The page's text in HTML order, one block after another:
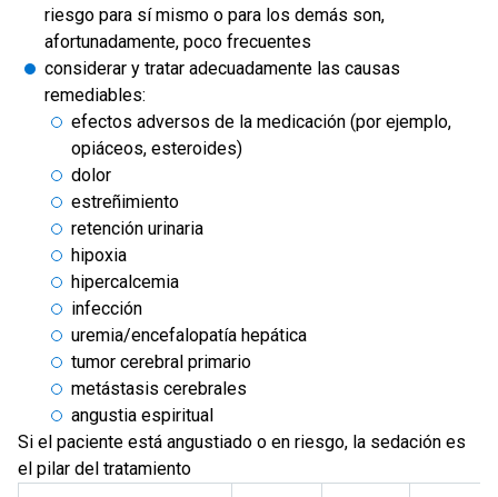
riesgo para sí mismo o para los demás son,
afortunadamente, poco frecuentes
considerar y tratar adecuadamente las causas
remediables:
efectos adversos de la medicación (por ejemplo,
opiáceos, esteroides)
dolor
estreñimiento
retención urinaria
hipoxia
hipercalcemia
infección
uremia/encefalopatía hepática
tumor cerebral primario
metástasis cerebrales
angustia espiritual
Si el paciente está angustiado o en riesgo, la sedación es
el pilar del tratamiento